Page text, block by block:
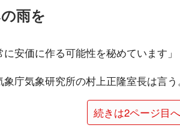
雨を
安価に作る可能性を秘めています」
庁気象研究所の村上正隆室長は言う
続きは2ページ目